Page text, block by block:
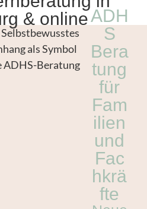
& onlineADH
S
Bera
tung
für
Fam
ilien
und
Fac
hkrä
fte